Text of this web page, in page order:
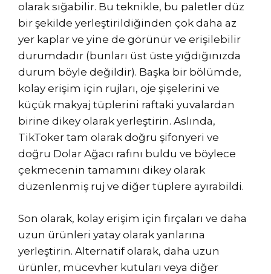
olarak sığabilir. Bu teknikle, bu paletler düz
bir şekilde yerleştirildiğinden çok daha az
yer kaplar ve yine de görünür ve erişilebilir
durumdadır (bunları üst üste yığdığınızda
durum böyle değildir). Başka bir bölümde,
kolay erişim için rujları, oje şişelerini ve
küçük makyaj tüplerini raftaki yuvalardan
birine dikey olarak yerleştirin. Aslında,
TikToker tam olarak doğru şifonyeri ve
doğru Dolar Ağacı rafını buldu ve böylece
çekmecenin tamamını dikey olarak
düzenlenmiş ruj ve diğer tüplere ayırabildi.
Son olarak, kolay erişim için fırçaları ve daha
uzun ürünleri yatay olarak yanlarına
yerleştirin. Alternatif olarak, daha uzun
ürünler, mücevher kutuları veya diğer